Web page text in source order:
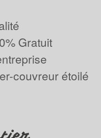
Gratuit
couvreur étoilé